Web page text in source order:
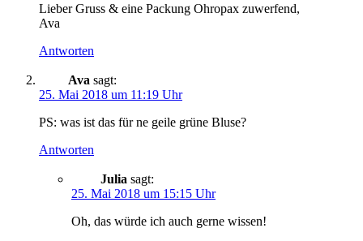
Lieber Gruss & eine Packung Ohropax zuwerfend,
Ava
Antworten
Ava sagt:
25. Mai 2018 um 11:19 Uhr
PS: was ist das für ne geile grüne Bluse?
Antworten
Julia sagt:
25. Mai 2018 um 15:15 Uhr
Oh, das würde ich auch gerne wissen!